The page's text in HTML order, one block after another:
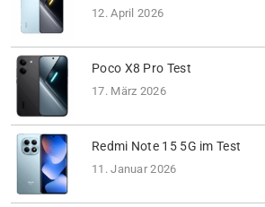
12. April 2026
Poco X8 Pro Test
17. März 2026
Redmi Note 15 5G im Test
11. Januar 2026